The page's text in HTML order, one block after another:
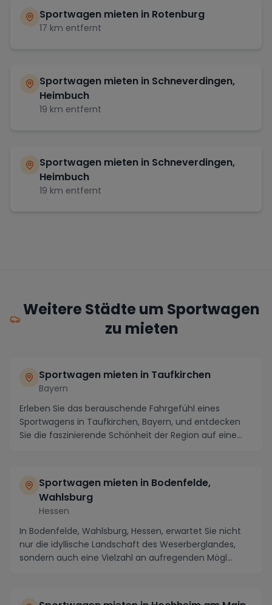
Sportwagen mieten in Rotenburg
17 km entfernt
Sportwagen mieten in Schneverdingen,
Heimbuch
19 km entfernt
Sportwagen mieten in Schneverdingen,
Heimbuch
19 km entfernt
Weitere Städte um Sportwagen
zu mieten
Sportwagen mieten in Taufkirchen
Bayern
Erleben Sie das berauschende Fahrgefühl eines
Sportwagens in Taufkirchen, Bayern, und entdecken
Sie die faszinierende Schönheit der Region auf eine
Sportwagen mieten in Bodenfelde,
Wahlsburg
Hessen
In Bodenfelde, Wahlsburg, Hessen, erwartet Sie nicht
nur die idyllische Landschaft des Weserberglandes,
sondern auch eine Vielzahl an aufregenden Mögl...